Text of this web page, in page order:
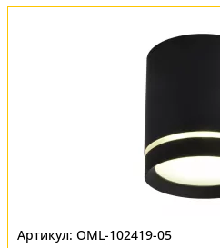
OML-102419-05